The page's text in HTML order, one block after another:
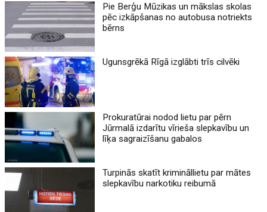
Pie Berģu Mūzikas un mākslas skolas
pēc izkāpšanas no autobusa notriekts
bērns
Ugunsgrēkā Rīgā izglābti trīs cilvēki
Prokuratūrai nodod lietu par pērn
Jūrmalā izdarītu vīrieša slepkavību un
līķa sagraizīšanu gabalos
Turpinās skatīt krimināllietu par mātes
slepkavību narkotiku reibumā